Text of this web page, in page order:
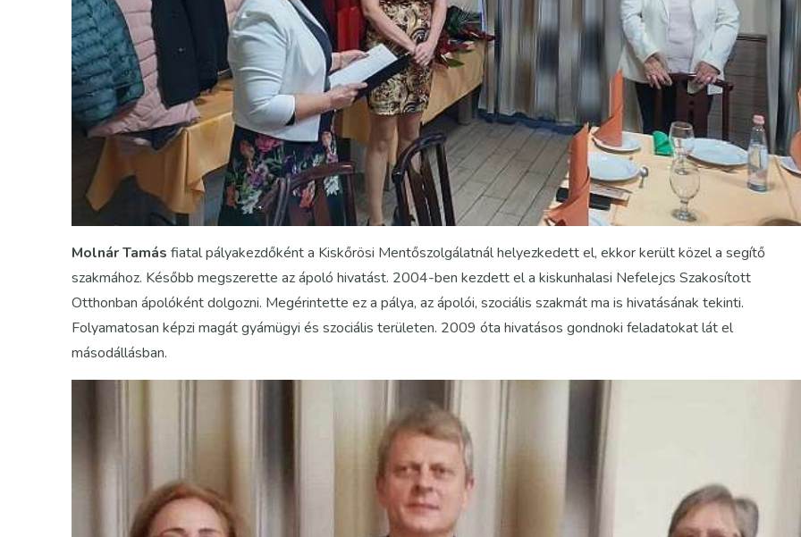
Molnár Tamás fiatal pályakezdőként a Kiskőrösi Mentőszolgálatnál helyezkedett el, ekkor került közel a segítő
szakmához. Később megszerette az ápoló hivatást. 2004-ben kezdett el a kiskunhalasi Nefelejcs Szakosított
Otthonban ápolóként dolgozni. Megérintette ez a pálya, az ápolói, szociális szakmát ma is hivatásának tekinti.
Folyamatosan képzi magát gyámügyi és szociális területen. 2009 óta hivatásos gondnoki feladatokat lát el
másodállásban.